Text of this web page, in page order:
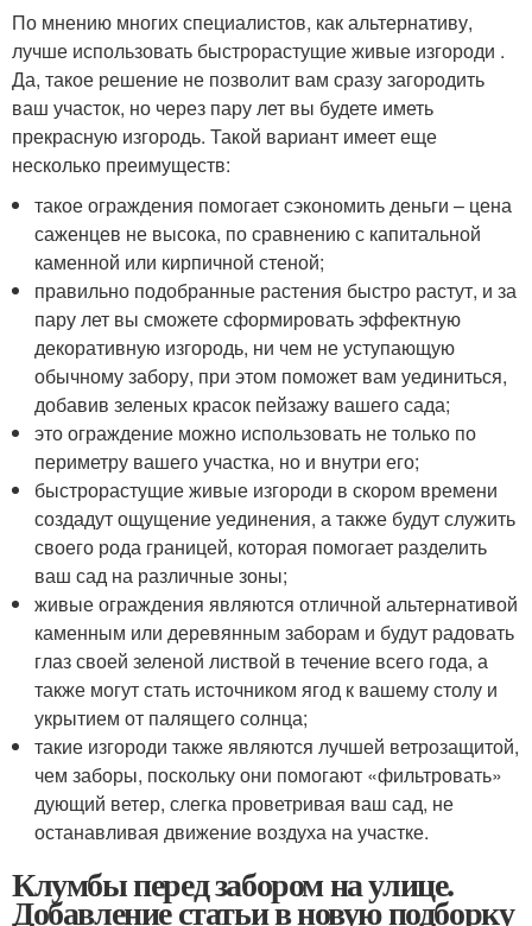
По мнению многих специалистов, как альтернативу,
лучше использовать быстрорастущие живые изгороди .
Да, такое решение не позволит вам сразу загородить
ваш участок, но через пару лет вы будете иметь
прекрасную изгородь. Такой вариант имеет еще
несколько преимуществ:
такое ограждения помогает сэкономить деньги – цена
саженцев не высока, по сравнению с капитальной
каменной или кирпичной стеной;
правильно подобранные растения быстро растут, и за
пару лет вы сможете сформировать эффектную
декоративную изгородь, ни чем не уступающую
обычному забору, при этом поможет вам уединиться,
добавив зеленых красок пейзажу вашего сада;
это ограждение можно использовать не только по
периметру вашего участка, но и внутри его;
быстрорастущие живые изгороди в скором времени
создадут ощущение уединения, а также будут служить
своего рода границей, которая помогает разделить
ваш сад на различные зоны;
живые ограждения являются отличной альтернативой
каменным или деревянным заборам и будут радовать
глаз своей зеленой листвой в течение всего года, а
также могут стать источником ягод к вашему столу и
укрытием от палящего солнца;
такие изгороди также являются лучшей ветрозащитой,
чем заборы, поскольку они помогают «фильтровать»
дующий ветер, слегка проветривая ваш сад, не
останавливая движение воздуха на участке.
Клумбы перед забором на улице.
Добавление статьи в новую подборку